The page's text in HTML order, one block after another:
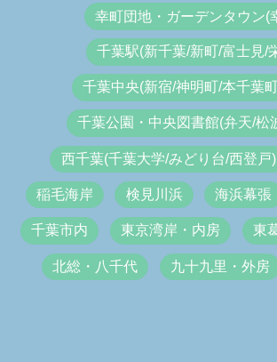
幸町団地・ガーデンタウン(
千葉駅(新千葉/新町/富士見/
千葉中央(新宿/神明町/本千葉
千葉公園・中央図書館(弁天/松
西千葉(千葉大学/みどり台/西登戸)
稲毛海岸 検見川浜 海浜幕張
千葉市内 東京湾岸・内房 東
北総・八千代 九十九里・外房